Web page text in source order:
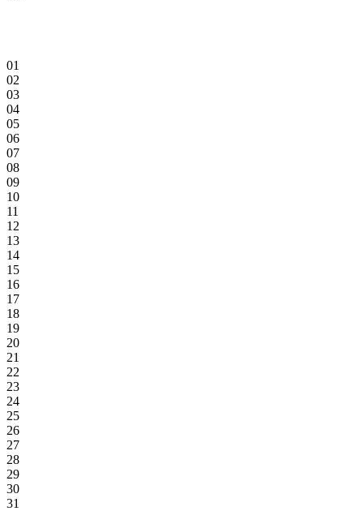
01
02
03
04
05
06
07
08
09
10
11
12
13
14
15
16
17
18
19
20
21
22
23
24
25
26
27
28
29
30
31